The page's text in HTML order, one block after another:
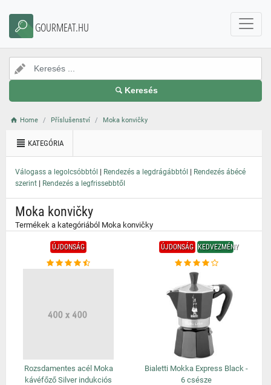
GOURMEAT.HU
Keresés
Home Příslušenství Moka konvičky
KATEGÓRIA
Válogass a legolcsóbbtól | Rendezés a legdrágábbtól | Rendezés ábécé
szerint | Rendezés a legfrissebbtől
Moka konvičky
Termékek a kategóriából Moka konvičky
ÚJDONSÁG
Rozsdamentes acél Moka
kávéfőző Silver indukciós
ÚJDONSÁG KEDVEZMÉNY
Bialetti Mokka Express Black -
6 csésze